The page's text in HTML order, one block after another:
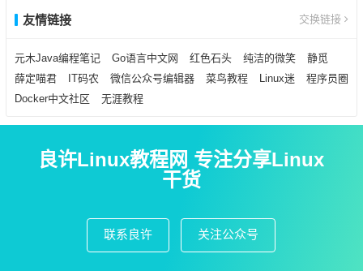
友情链接 交换链接
元木Java编程笔记 Go语言中文网 红色石头 纯洁的微笑
静觅
薛定喵君
IT码农 微信公众号编辑器 菜鸟教程 Linux迷
程序员圈
Docker中文社区
无涯教程
良许Linux教程网 专注分享Linux
干货
联系良许 关注公众号